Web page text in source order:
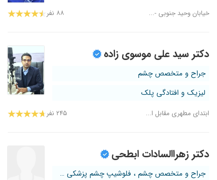
خیابان وحید جنوبی -... ۸۸ نفر
دکتر سید علی موسوی زاده
جراح و متخصص چشم
لیزیک و افتادگی پلک
ابتدای مطهری مقابل ا... ۲۴۵ نفر
دکتر زهراالسادات ابطحی
جراح و متخصص چشم ، فلوشیپ چشم پزشکی ک...